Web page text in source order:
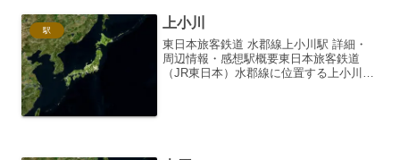
駅 上小川
東日本旅客鉄道 水郡線上小川駅 詳細・
周辺情報・感想駅概要東日本旅客鉄道
（JR東日本）水郡線に位置する上小川駅